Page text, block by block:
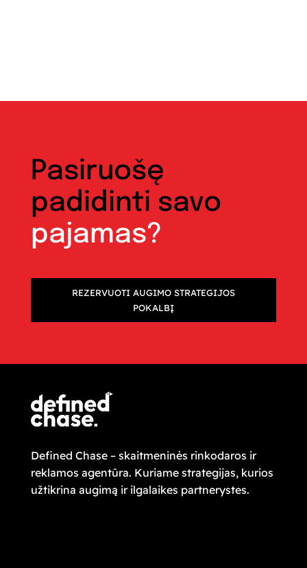
Pasiruošę
padidinti savo
pajamas?
REZERVUOTI AUGIMO STRATEGIJOS
POKALBĮ
Defined Chase – skaitmeninės rinkodaros ir
reklamos agentūra. Kuriame strategijas, kurios
užtikrina augimą ir ilgalaikes partnerystes.